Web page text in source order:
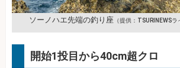
ソーノハエ先端の釣り座 （提供：TSURINEWSラ
開始1投目から40cm超クロ